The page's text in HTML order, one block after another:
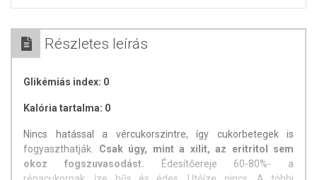
Részletes leírás
Glikémiás index: 0
Kalória tartalma: 0
Nincs hatással a vércukorszintre, így cukorbetegek is
fogyaszthatják. Csak úgy, mint a xilit, az eritritol sem
okoz fogszuvasodást. Édesítőereje 60-80%- a